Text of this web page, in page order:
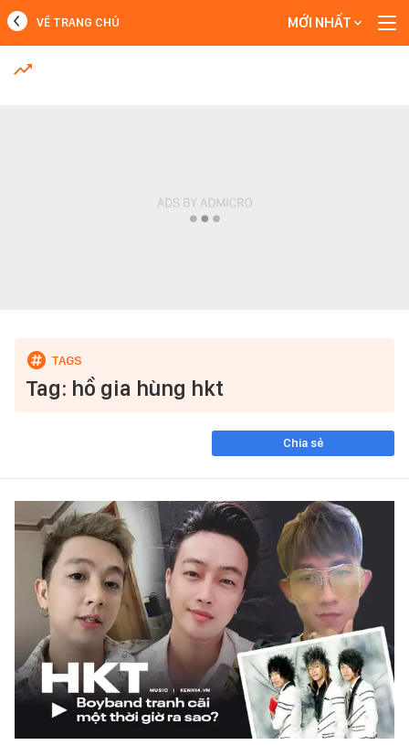
MỚI NHẤT
VỀ TRANG CHỦ MỚI NHẤT
Tag: hồ gia hùng hkt
Chia sẻ